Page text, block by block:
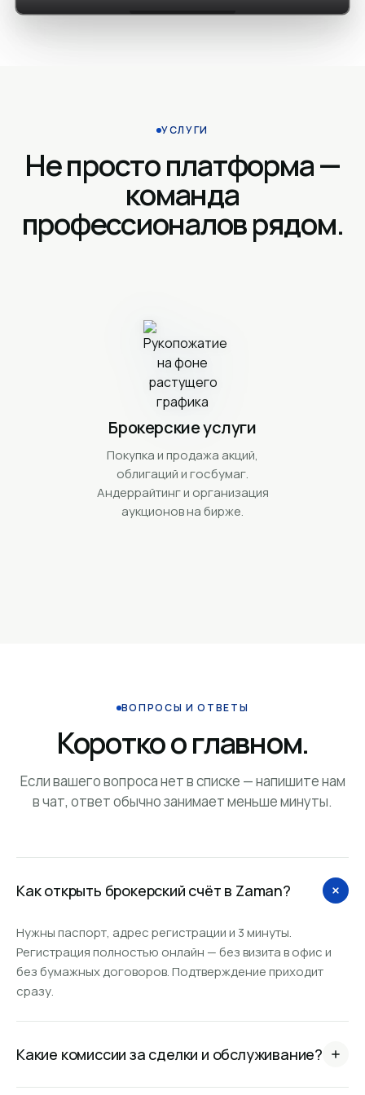
УСЛУГИ
Не просто платформа —
команда
профессионалов рядом.
Брокерские услуги
Покупка и продажа акций,
облигаций и госбумаг.
Андеррайтинг и организация
аукционов на бирже.
ВОПРОСЫ И ОТВЕТЫ
Коротко о главном.
Если вашего вопроса нет в списке — напишите нам
в чат, ответ обычно занимает меньше минуты.
Как открыть брокерский счёт в Zaman?
Нужны паспорт, адрес регистрации и 3 минуты.
Регистрация полностью онлайн — без визита в офис и
без бумажных договоров. Подтверждение приходит
сразу.
Какие комиссии за сделки и обслуживание?